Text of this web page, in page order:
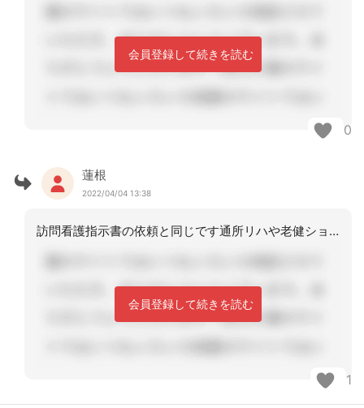
会員登録して続きを読む
0
蓮根
2022/04/04 13:38
訪問看護指示書の依頼と同じです通所リハや老健ショートという言い方はしないように気
会員登録して続きを読む
1